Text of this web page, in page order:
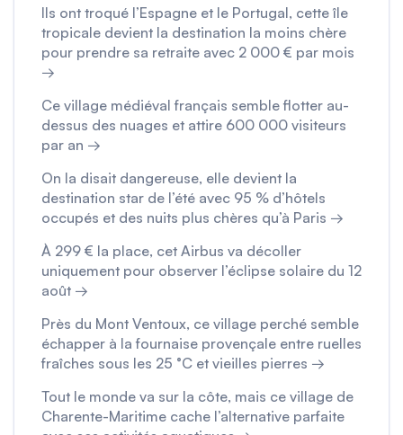
Ils ont troqué l’Espagne et le Portugal, cette île
tropicale devient la destination la moins chère
pour prendre sa retraite avec 2 000 € par mois
→
Ce village médiéval français semble flotter au-
dessus des nuages et attire 600 000 visiteurs
par an →
On la disait dangereuse, elle devient la
destination star de l’été avec 95 % d’hôtels
occupés et des nuits plus chères qu’à Paris →
À 299 € la place, cet Airbus va décoller
uniquement pour observer l’éclipse solaire du 12
août →
Près du Mont Ventoux, ce village perché semble
échapper à la fournaise provençale entre ruelles
fraîches sous les 25 °C et vieilles pierres →
Tout le monde va sur la côte, mais ce village de
Charente-Maritime cache l’alternative parfaite